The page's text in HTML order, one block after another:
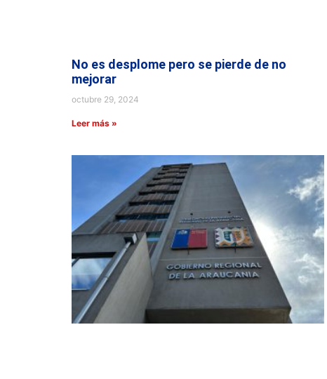
No es desplome pero se pierde de no
mejorar
octubre 29, 2024
Leer más »